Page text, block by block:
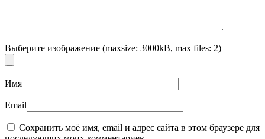
Выберите изображение (maxsize: 3000kB, max files: 2)
Имя
Email
Сохранить моё имя, email и адрес сайта в этом браузере для